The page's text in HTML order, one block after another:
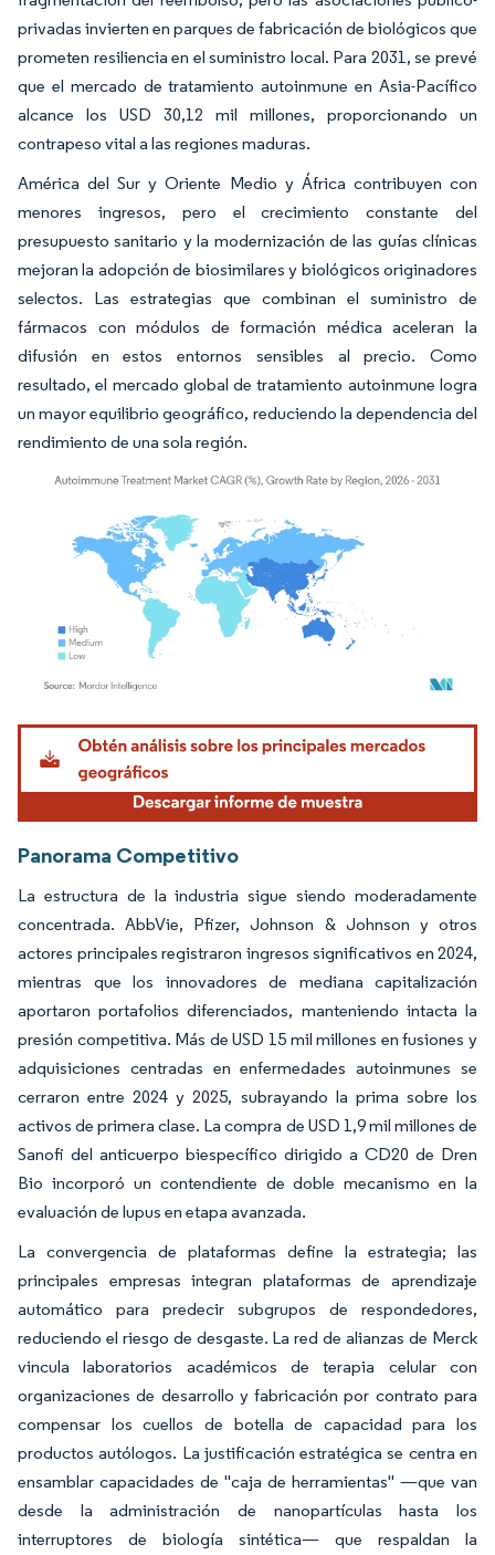
privadas invierten en parques de fabricación de biológicos que
prometen resiliencia en el suministro local. Para 2031, se prevé
que el mercado de tratamiento autoinmune en Asia-Pacífico
alcance los USD 30,12 mil millones, proporcionando un
contrapeso vital a las regiones maduras.
América del Sur y Oriente Medio y África contribuyen con
menores ingresos, pero el crecimiento constante del
presupuesto sanitario y la modernización de las guías clínicas
mejoran la adopción de biosimilares y biológicos originadores
selectos. Las estrategias que combinan el suministro de
fármacos con módulos de formación médica aceleran la
difusión en estos entornos sensibles al precio. Como
resultado, el mercado global de tratamiento autoinmune logra
un mayor equilibrio geográfico, reduciendo la dependencia del
rendimiento de una sola región.
Imagen © Mordor Intelligence. El uso requiere atribución según CC BY 4.0.
Panorama Competitivo
La estructura de la industria sigue siendo moderadamente
concentrada. AbbVie, Pfizer, Johnson & Johnson y otros
actores principales registraron ingresos significativos en 2024,
mientras que los innovadores de mediana capitalización
aportaron portafolios diferenciados, manteniendo intacta la
presión competitiva. Más de USD 15 mil millones en fusiones y
adquisiciones centradas en enfermedades autoinmunes se
cerraron entre 2024 y 2025, subrayando la prima sobre los
activos de primera clase. La compra de USD 1,9 mil millones de
Sanofi del anticuerpo biespecífico dirigido a CD20 de Dren
Bio incorporó un contendiente de doble mecanismo en la
evaluación de lupus en etapa avanzada.
La convergencia de plataformas define la estrategia; las
principales empresas integran plataformas de aprendizaje
automático para predecir subgrupos de respondedores,
reduciendo el riesgo de desgaste. La red de alianzas de Merck
vincula laboratorios académicos de terapia celular con
organizaciones de desarrollo y fabricación por contrato para
compensar los cuellos de botella de capacidad para los
productos autólogos. La justificación estratégica se centra en
ensamblar capacidades de "caja de herramientas" —que van
desde la administración de nanopartículas hasta los
interruptores de biología sintética— que respaldan la